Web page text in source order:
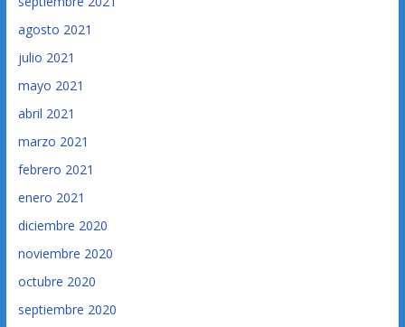
agosto 2021
julio 2021
mayo 2021
abril 2021
marzo 2021
febrero 2021
enero 2021
diciembre 2020
noviembre 2020
octubre 2020
septiembre 2020